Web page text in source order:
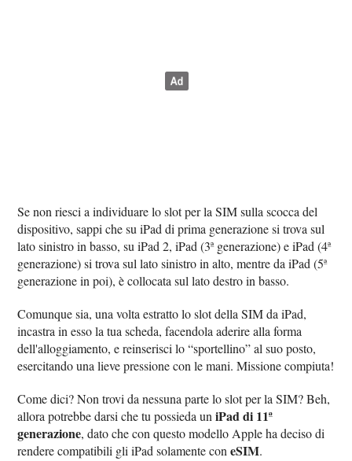
Se non riesci a individuare lo slot per la SIM sulla scocca del
dispositivo, sappi che su iPad di prima generazione si trova sul
lato sinistro in basso, su iPad 2, iPad (3ª generazione) e iPad (4ª
generazione) si trova sul lato sinistro in alto, mentre da iPad (5ª
generazione in poi), è collocata sul lato destro in basso.
Comunque sia, una volta estratto lo slot della SIM da iPad,
incastra in esso la tua scheda, facendola aderire alla forma
dell'alloggiamento, e reinserisci lo “sportellino” al suo posto,
esercitando una lieve pressione con le mani. Missione compiuta!
Come dici? Non trovi da nessuna parte lo slot per la SIM? Beh,
allora potrebbe darsi che tu possieda uniPad di 11ª
generazione, dato che con questo modello Apple ha deciso di
rendere compatibili gli iPad solamente coneSIM.